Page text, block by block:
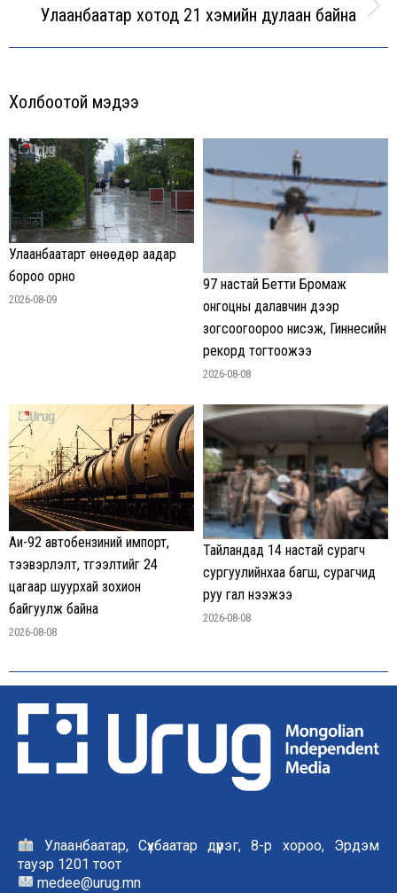
Next
Улаанбаатар хотод 21 хэмийн дулаан байна
Холбоотой мэдээ
Улаанбаатарт өнөөдөр аадар
бороо орно
2026-08-09
97 настай Бетти Бромаж
онгоцны далавчин дээр
зогсоогоороо нисэж, Гиннесийн
рекорд тогтоожээ
2026-08-08
Аи-92 автобензиний импорт,
тээвэрлэлт, түгээлтийг 24
цагаар шуурхай зохион
байгуулж байна
2026-08-08
Тайландад 14 настай сурагч
сургуулийнхаа багш, сурагчид
руу гал нээжээ
2026-08-08
Улаанбаатар, Сүхбаатар дүүрэг, 8-р хороо, Эрдэм
тауэр 1201 тоот
medee@urug.mn